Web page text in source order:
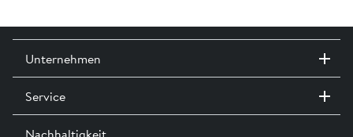
Unternehmen
Kontakt / Standorte
Ausstellungen
Service